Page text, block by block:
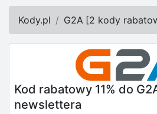
Kody.pl G2A [2 kody
Kod rabatowy 11% do
newslettera